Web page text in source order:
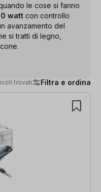
le cose si fanno
watt con controllo
avanzamento del
si tratti di legno,
trovati Filtra e ordina